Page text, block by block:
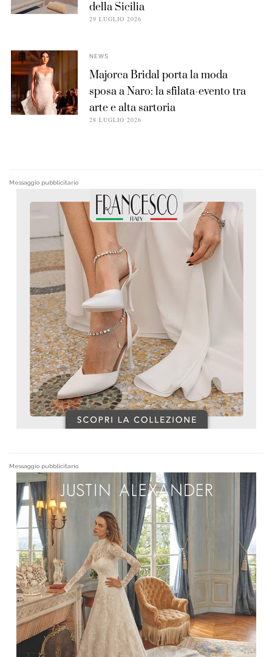
della Sicilia
29 LUGLIO 2026
NEWS
Majorca Bridal porta la moda
sposa a Naro: la sfilata-evento tra
arte e alta sartoria
28 LUGLIO 2026
Messaggio pubblicitario
Messaggio pubblicitario